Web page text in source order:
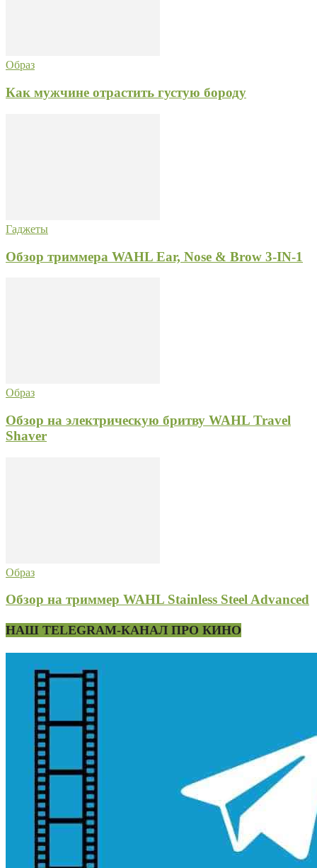
Образ
Как мужчине отрастить густую бороду
Гаджеты
Обзор триммера WAHL Ear, Nose & Brow 3-IN-1
Образ
Обзор на электрическую бритву WAHL Travel
Shaver
Образ
Обзор на триммер WAHL Stainless Steel Advanced
НАШ TELEGRAM-КАНАЛ ПРО КИНО